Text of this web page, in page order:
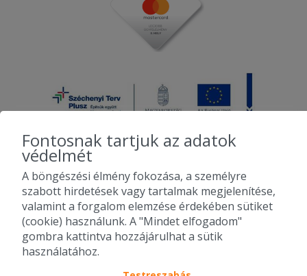
2010-2026 Copyright - Falatozz.hu - Diston-line Kft.
Pizza, gyros, hamburger, menük kedvező áron, egy helyen az összes
étterem ajánlata.
Fontosnak tartjuk az adatok
védelmét
A böngészési élmény fokozása, a személyre
szabott hirdetések vagy tartalmak megjelenítése,
valamint a forgalom elemzése érdekében sütiket
(cookie) használunk. A "Mindet elfogadom"
gombra kattintva hozzájárulhat a sütik
használatához.